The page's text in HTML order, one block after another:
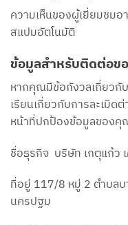
ความเห็นของผู้เยี่ยมชม
สแปมอัตโนมัติ
ข้อมูลสำหรับติดต่อข
หากคุณมีข้อกังวลเกี่ยวกั
เรียนเกี่ยวกับการละเมิด
หน้าที่ปกป้องข้อมูลของคุ
ชื่อธุรกิจ บริษัท เกตุแก้ว
ที่อยู่ 117/8 หมู่ 2 ตำบลบ
นครปฐม